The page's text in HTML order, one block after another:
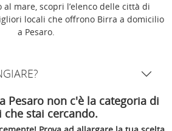
mare, scopri l’elenco delle città di
locali che offrono Birra a domicilio
a Pesaro.
Pesaro non c'è la categoria di
che stai cercando.